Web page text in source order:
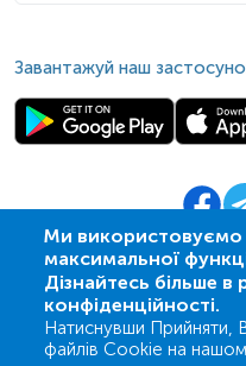
Відбір матеріалу
будь-яких медичних
Застереження!Самостійно
для гарантування
спеціаліст – медична сестра,
Ми використовуємо
максимальної
Дізнайтесь більше в
конфіденційності.
Натиснувши Прийняти,
файлів Cookie на
Завантажуй наш
© 2009-